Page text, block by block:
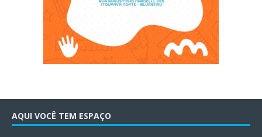
AQUI VOCÊ TEM ESPAÇO